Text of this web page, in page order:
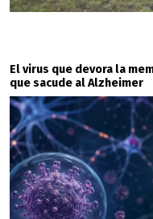
El virus que devora la
que sacude al Alzheimer